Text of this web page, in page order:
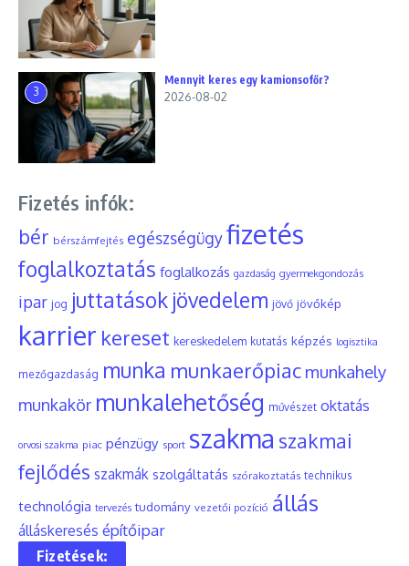
3
Mennyit keres egy kamionsofőr?
2026-08-02
Fizetés infók:
bér bérszámfejtés egészségügyfizetés
foglalkoztatás foglalkozás gazdaság gyermekgondozás
ipar jog juttatások jövedelem jövő jövőkép
karrier kereset kereskedelem kutatás képzés logisztika
mezőgazdaság munka munkaerőpiac munkahely
munkakör munkalehetőség művészet oktatás
orvosi szakma piac pénzügy sport szakma szakmai
fejlődés szakmák szolgáltatás szórakoztatás technikus
technológia tervezés tudomány vezetői pozíció állás
álláskeresés építőipar
Fizetések: